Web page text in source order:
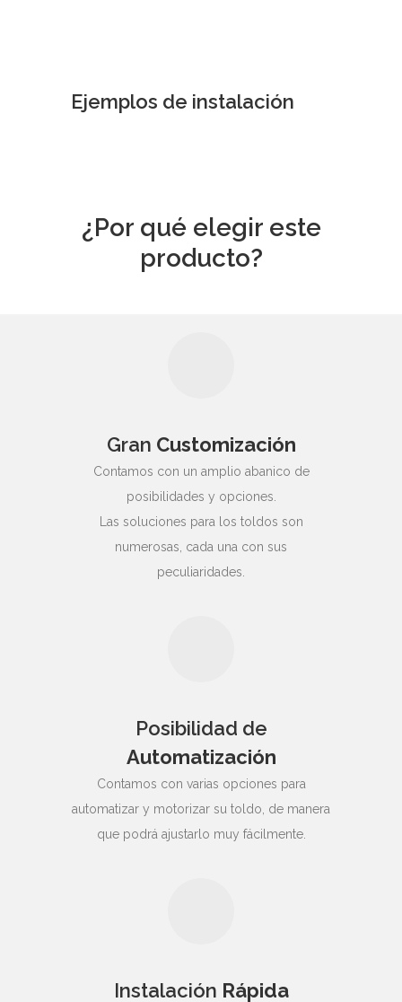
Ejemplos de instalación
¿Por qué elegir este
producto?
Gran Customización
Contamos con un amplio abanico de
posibilidades y opciones.
Las soluciones para los toldos son
numerosas, cada una con sus
peculiaridades.
Posibilidad de
Automatización
Contamos con varias opciones para
automatizar y motorizar su toldo, de manera
que podrá ajustarlo muy fácilmente.
Instalación Rápida